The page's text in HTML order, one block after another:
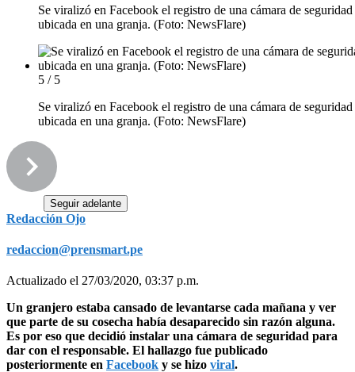
Se viralizó en Facebook el registro de una cámara de seguridad
ubicada en una granja. (Foto: NewsFlare)
5 / 5
Se viralizó en Facebook el registro de una cámara de seguridad
ubicada en una granja. (Foto: NewsFlare)
Seguir adelante
Redacción Ojo
redaccion@prensmart.pe
Actualizado el 27/03/2020, 03:37 p.m.
Un granjero estaba cansado de levantarse cada mañana y ver
que parte de su cosecha había desaparecido sin razón alguna.
Es por eso que decidió instalar una cámara de seguridad para
dar con el responsable. El hallazgo fue publicado
posteriormente en Facebook y se hizo viral.